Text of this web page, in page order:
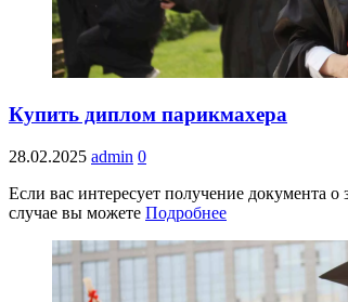
Купить диплом парикмахера
28.02.2025 admin 0
Если вас интересует получение документа
случае вы можете Подробнее